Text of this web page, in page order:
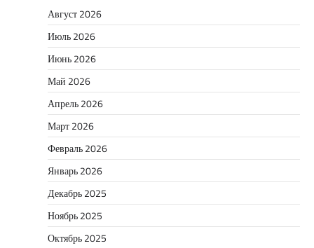
Август 2026
Июль 2026
Июнь 2026
Май 2026
Апрель 2026
Март 2026
Февраль 2026
Январь 2026
Декабрь 2025
Ноябрь 2025
Октябрь 2025